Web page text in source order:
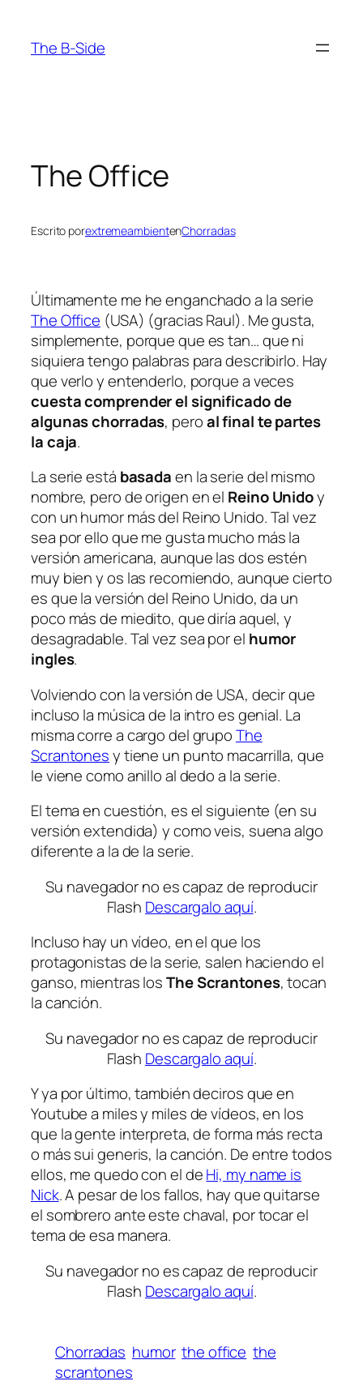
contenido
The B-Side
The Office
Escrito porextremeambientenChorradas
Últimamente me he enganchado a la serie
The Office (USA) (gracias Raul). Me gusta,
simplemente, porque que es tan… que ni
siquiera tengo palabras para describirlo. Hay
que verlo y entenderlo, porque a veces
cuesta comprender el significado de
algunas chorradas, peroal final te partes
la caja.
La serie está basadaen la serie del mismo
nombre, pero de origen en el Reino Unidoy
con un humor más del Reino Unido. Tal vez
sea por ello que me gusta mucho más la
versión americana, aunque las dos estén
muy bien y os las recomiendo, aunque cierto
es que la versión del Reino Unido, da un
poco más de miedito, que diría aquel, y
desagradable. Tal vez sea por el humor
ingles.
Volviendo con la versión de USA, decir que
incluso la música de la intro es genial. La
misma corre a cargo del grupoThe
Scrantonesy tiene un punto macarrilla, que
le viene como anillo al dedo a la serie.
El tema en cuestión, es el siguiente (en su
versión extendida) y como veis, suena algo
diferente a la de la serie.
Su navegador no es capaz de reproducir
Flash Descargalo aquí.
Incluso hay un vídeo, en el que los
protagonistas de la serie, salen haciendo el
ganso, mientras losThe Scrantones, tocan
la canción.
Su navegador no es capaz de reproducir
Flash Descargalo aquí.
Y ya por último, también deciros que en
Youtube a miles y miles de vídeos, en los
que la gente interpreta, de forma más recta
o mássui generis, la canción. De entre todos
ellos, me quedo con el deHi, my name is
Nick. A pesar de los fallos, hay que quitarse
el sombrero ante este chaval, por tocar el
tema de esa manera.
Su navegador no es capaz de reproducir
Flash Descargalo aquí.
Chorradas humor the office the
scrantones